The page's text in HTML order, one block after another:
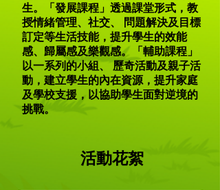
生。「發展課程」透過課堂形式，教
授情緒管理、社交、 問題解決及目標
訂定等生活技能，提升學生的效能
感、歸屬感及樂觀感。「輔助課程」
以一系列的小組、 歷奇活動及親子活
動，建立學生的內在資源，提升家庭
及學校支援，以協助學生面對逆境的
挑戰。
活動花絮